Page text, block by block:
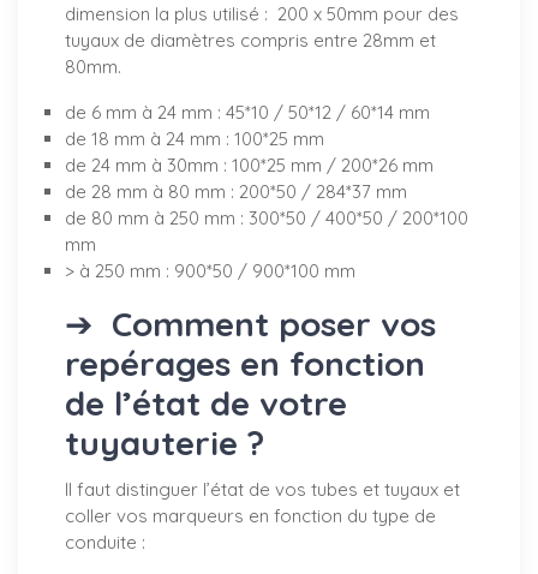
dimension la plus utilisé : 200 x 50mm pour des
tuyaux de diamètres compris entre 28mm et
80mm.
de 6 mm à 24 mm : 45*10 / 50*12 / 60*14 mm
de 18 mm à 24 mm : 100*25 mm
de 24 mm à 30mm : 100*25 mm / 200*26 mm
de 28 mm à 80 mm : 200*50 / 284*37 mm
de 80 mm à 250 mm : 300*50 / 400*50 / 200*100
mm
> à 250 mm : 900*50 / 900*100 mm
➔ Comment poser vos
repérages en fonction
de l’état de votre
tuyauterie ?
Il faut distinguer l’état de vos tubes et tuyaux et
coller vos marqueurs en fonction du type de
conduite :